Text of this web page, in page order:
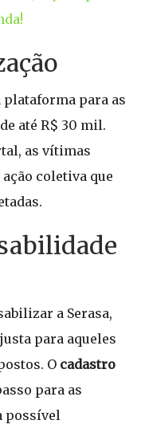
plataforma para as
até R$ 30 mil.
as vítimas
coletiva que
a Serasa,
para aqueles
O cadastro
para as
possível